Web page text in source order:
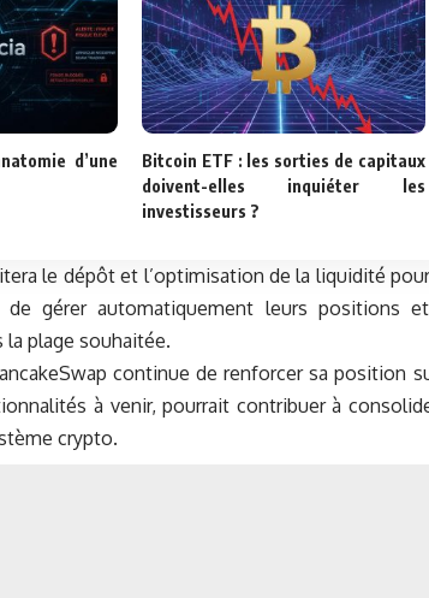
d’une
Bitcoin ETF : les sorties de capitaux
doivent-elles inquiéter les
investisseurs ?
le dépôt et l’optimisation de la liquidité
gérer automatiquement leurs positions
plage souhaitée.
continue de renforcer sa position
à venir, pourrait contribuer à
crypto.